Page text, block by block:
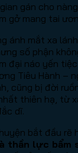
gán cho
gở mang tai
ánh mắt xa
số phận
đại náo yến
Tiêu Hành –
cũng bị đời
thiên hạ, từ
dĩ.
bắt đầu rẽ
thần lực bẩm